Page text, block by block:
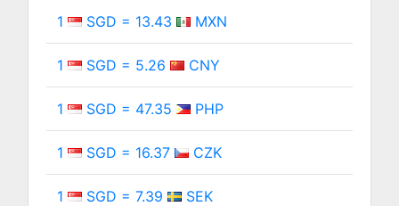
1 SGD = 13.43 MXN
1 SGD = 5.26 CNY
1 SGD = 47.35 PHP
1 SGD = 16.37 CZK
1 SGD = 7.39 SEK